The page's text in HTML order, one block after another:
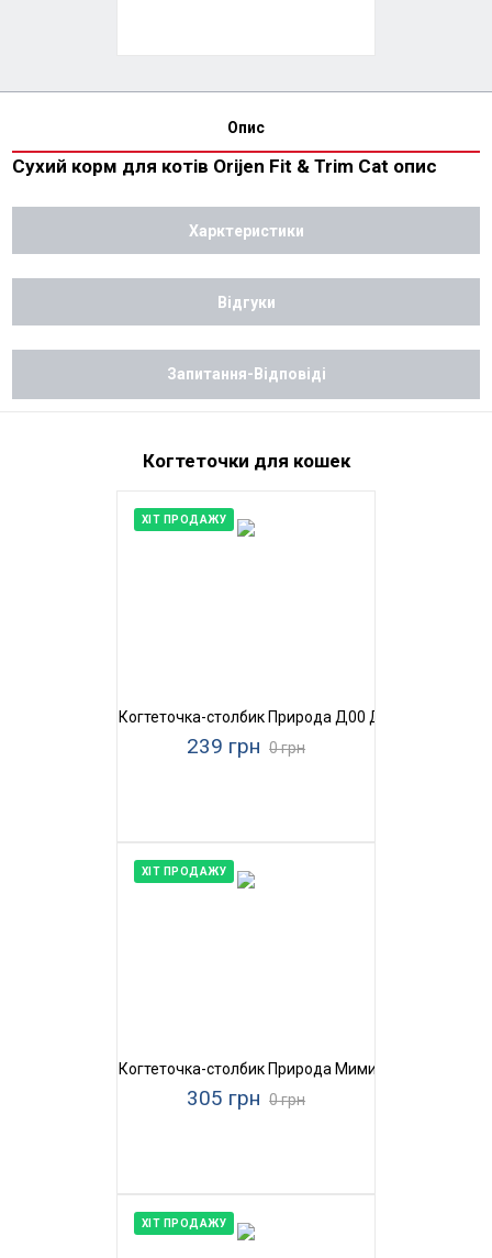
Опис
Сухий корм для котів Orijen Fit & Trim Cat опис
Харктеристики
Відгуки
Запитання-Відповіді
Когтеточки для кошек
ХІТ ПРОДАЖУ
Когтеточка-столбик Природа Д00 Джут
239 грн 0 грн
ХІТ ПРОДАЖУ
Когтеточка-столбик Природа Мими
305 грн 0 грн
ХІТ ПРОДАЖУ